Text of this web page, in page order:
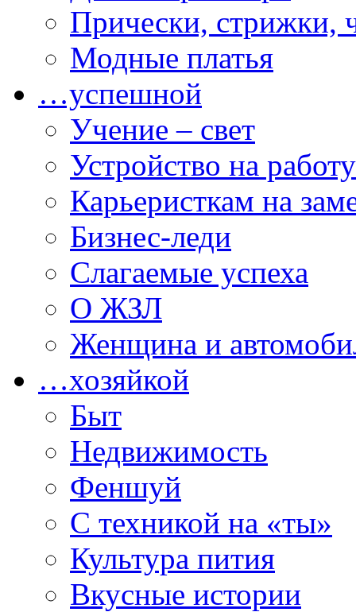
Прически, стрижки,
Модные платья
…успешной
Учение – свет
Устройство на работу
Карьеристкам на
Бизнес-леди
Слагаемые успеха
О ЖЗЛ
Женщина и
…хозяйкой
Быт
Недвижимость
Феншуй
С техникой на «ты»
Культура пития
Вкусные истории